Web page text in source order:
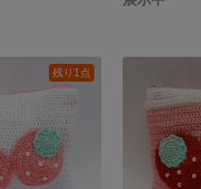
残り1点